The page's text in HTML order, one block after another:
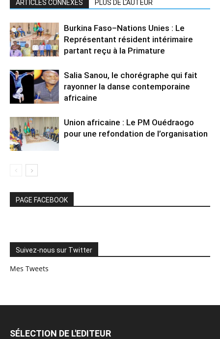
ARTICLES CONNEXES PLUS DE L'AUTEUR
Burkina Faso–Nations Unies : Le
Représentant résident intérimaire
partant reçu à la Primature
Salia Sanou, le chorégraphe qui fait
rayonner la danse contemporaine
africaine
Union africaine : Le PM Ouédraogo
pour une refondation de l’organisation
PAGE FACEBOOK
Suivez-nous sur Twitter
Mes Tweets
SÉLECTION DE L'EDITEUR